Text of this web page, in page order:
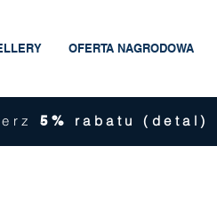
OFERTA NAGRODOWA
5% rabatu (detal)